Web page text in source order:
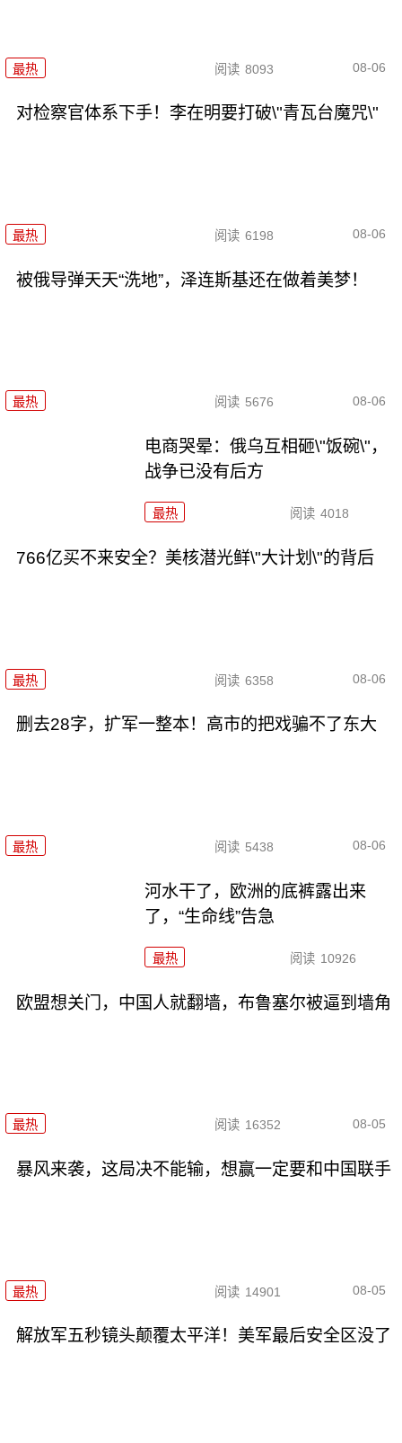
最热 阅读 8093 08-06
对检察官体系下手！李在明要打破\"青瓦台魔咒\"
最热 阅读 6198 08-06
被俄导弹天天“洗地”，泽连斯基还在做着美梦！
最热 阅读 5676 08-06
电商哭晕：俄乌互相砸\"饭碗\"，
战争已没有后方
最热 阅读 4018
766亿买不来安全？美核潜光鲜\"大计划\"的背后
最热 阅读 6358 08-06
删去28字，扩军一整本！高市的把戏骗不了东大
最热 阅读 5438 08-06
河水干了，欧洲的底裤露出来
了，“生命线”告急
最热 阅读 10926
欧盟想关门，中国人就翻墙，布鲁塞尔被逼到墙角
最热 阅读 16352 08-05
暴风来袭，这局决不能输，想赢一定要和中国联手
最热 阅读 14901 08-05
解放军五秒镜头颠覆太平洋！美军最后安全区没了